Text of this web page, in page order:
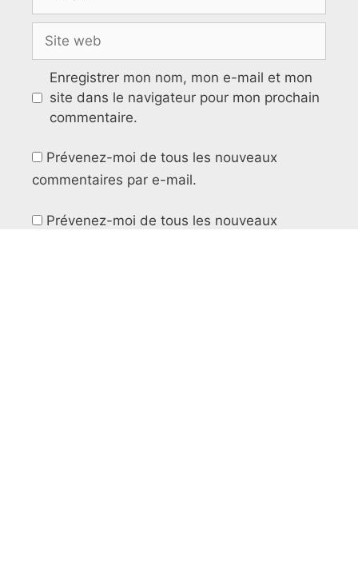
Enregistrer mon nom, mon e-mail et mon
site dans le navigateur pour mon prochain
commentaire.
Prévenez-moi de tous les nouveaux
commentaires par e-mail.
Prévenez-moi de tous les nouveaux